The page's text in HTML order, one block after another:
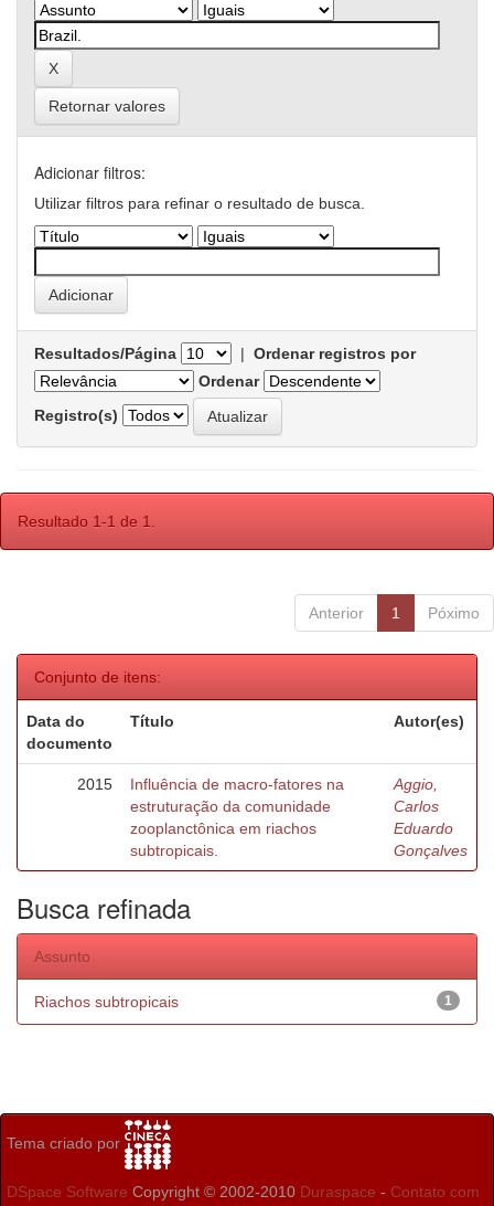
Retornar valores
Adicionar filtros:
Utilizar filtros para refinar o resultado de busca.
Resultados/Página | Ordenar registros por
Ordenar
Registro(s)
Resultado 1-1 de 1.
Anterior 1 Póximo
Conjunto de itens:
Data do
documento
Título Autor(es)
2015
Influência de macro-fatores na
estruturação da comunidade
zooplanctônica em riachos
subtropicais.
Aggio,
Carlos
Eduardo
Gonçalves
Busca refinada
Assunto
1
Riachos subtropicais
Tema criado por
DSpace Software Copyright © 2002-2010 Duraspace - Contato com